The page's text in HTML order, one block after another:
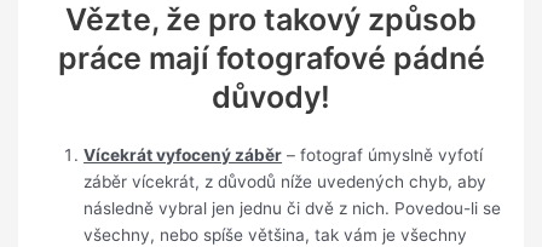
Vězte, že pro takový způsob
práce mají fotografové pádné
důvody!
Vícekrát vyfocený záběr – fotograf úmyslně vyfotí
záběr vícekrát, z důvodů níže uvedených chyb, aby
následně vybral jen jednu či dvě z nich. Povedou-li se
všechny, nebo spíše většina, tak vám je všechny